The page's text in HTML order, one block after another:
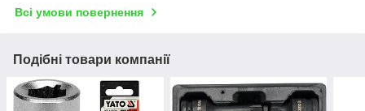
Всі умови повернення
Подібні товари компанії